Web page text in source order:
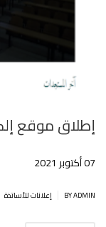
إطلاق موقع
07 أكتوبر 2021
BY ADMIN إعلانات للأساتذة